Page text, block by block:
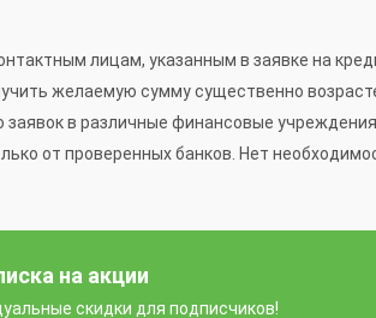
лицам, указанным в заявке на
желаемую сумму существенно
заявок в различные финансовые
от проверенных банков. Нет
на акции
скидки для подписчиков!